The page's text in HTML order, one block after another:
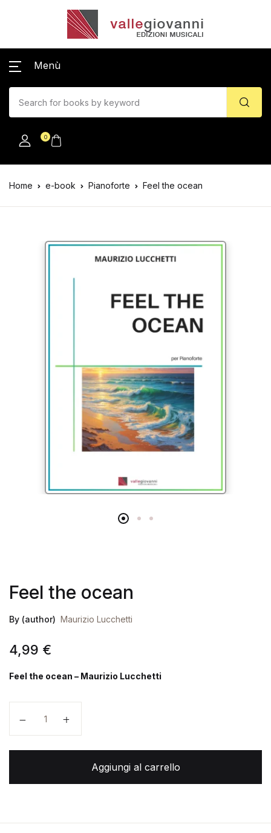
Menù
0
Home e-book Pianoforte Feel the ocean
Feel the ocean
By (author) Maurizio Lucchetti
4,99 €
Feel the ocean – Maurizio Lucchetti
Aggiungi al carrello